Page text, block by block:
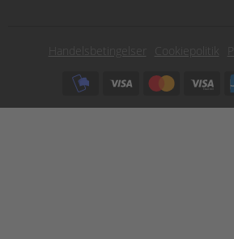
Subfooter
Handelsbetingelser Cookiepolitik
Subfooter
payment
options